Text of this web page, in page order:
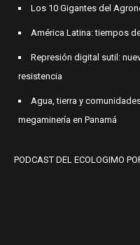
Los 10 Gigantes del
América Latina: tiempos
Represión digital sutil:
resistencia
Agua, tierra y
megaminería en Panamá
PODCAST DEL ECOLOGIMO